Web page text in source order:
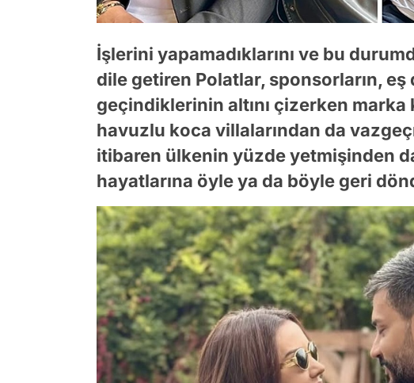
İşlerini yapamadıklarını ve bu
dile getiren Polatlar, sponsorların, eş
geçindiklerinin altını çizerken
havuzlu koca villalarından da
itibaren ülkenin yüzde yetmişinden
hayatlarına öyle ya da böyle geri